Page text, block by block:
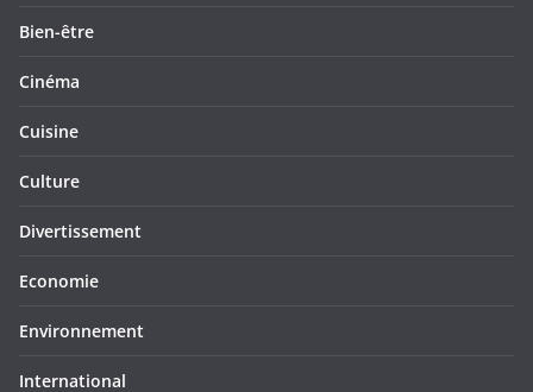
Bien-être
Cinéma
Cuisine
Culture
Divertissement
Economie
Environnement
International